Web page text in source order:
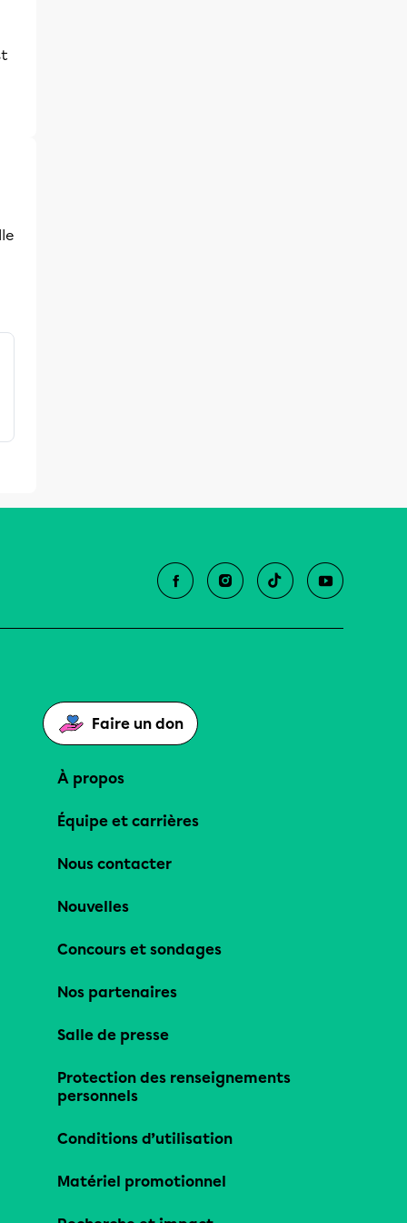
Faire un don
À propos
Équipe et carrières
Nous contacter
Nouvelles
Concours et sondages
Nos partenaires
Salle de presse
Protection des renseignements
personnels
Conditions d’utilisation
Matériel promotionnel